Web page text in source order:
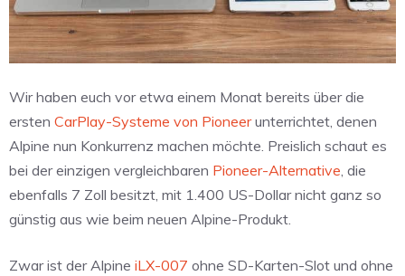
Wir haben euch vor etwa einem Monat bereits über die
ersten CarPlay-Systeme von Pioneerunterrichtet, denen
Alpine nun Konkurrenz machen möchte. Preislich schaut es
bei der einzigen vergleichbaren Pioneer-Alternative, die
ebenfalls 7 Zoll besitzt, mit 1.400 US-Dollar nicht ganz so
günstig aus wie beim neuen Alpine-Produkt.
Zwar ist der Alpine iLX-007 ohne SD-Karten-Slot und ohne